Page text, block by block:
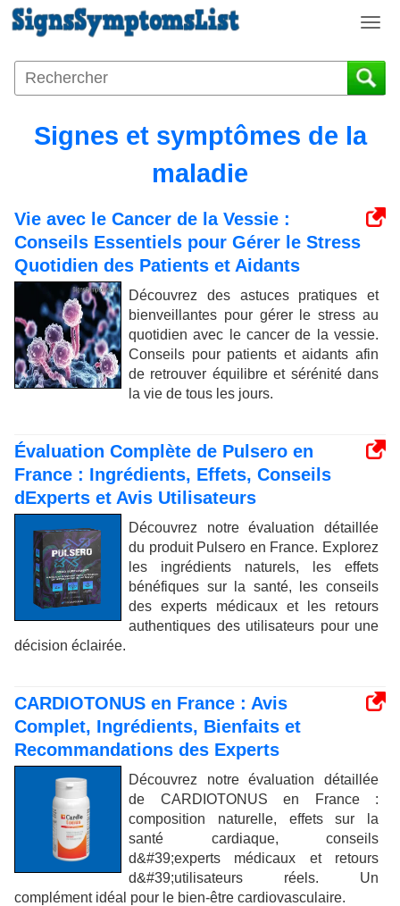
T
g
g
g
o
n
Signes et symptômes de la
maladie
Vie avec le Cancer de la Vessie :
Conseils Essentiels pour Gérer le Stress
Quotidien des Patients et Aidants
Découvrez des astuces pratiques et
bienveillantes pour gérer le stress au
quotidien avec le cancer de la vessie.
Conseils pour patients et aidants afin
de retrouver équilibre et sérénité dans
la vie de tous les jours.
Évaluation Complète de Pulsero en
France : Ingrédients, Effets, Conseils
dExperts et Avis Utilisateurs
Découvrez notre évaluation détaillée
du produit Pulsero en France. Explorez
les ingrédients naturels, les effets
bénéfiques sur la santé, les conseils
des experts médicaux et les retours
authentiques des utilisateurs pour une
décision éclairée.
CARDIOTONUS en France : Avis
Complet, Ingrédients, Bienfaits et
Recommandations des Experts
Découvrez notre évaluation détaillée
de CARDIOTONUS en France :
composition naturelle, effets sur la
santé cardiaque, conseils
d&#39;experts médicaux et retours
d&#39;utilisateurs réels. Un
complément idéal pour le bien-être cardiovasculaire.